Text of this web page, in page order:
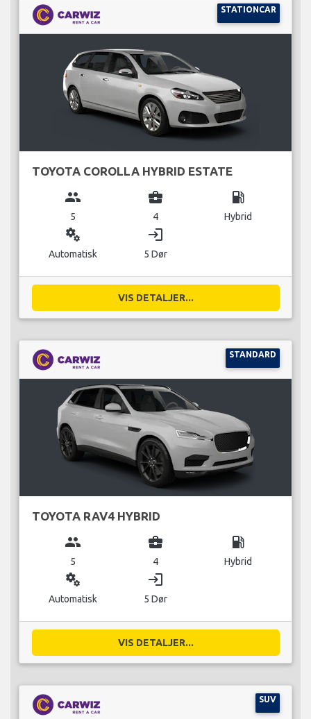
STATIONCAR
TOYOTA COROLLA HYBRID ESTATE
group
5
business_center
4
local_gas_station
Hybrid
miscellaneous_services
Automatisk
login
5 Dør
VIS DETALJER...
STANDARD
TOYOTA RAV4 HYBRID
group
5
business_center
4
local_gas_station
Hybrid
miscellaneous_services
Automatisk
login
5 Dør
VIS DETALJER...
SUV